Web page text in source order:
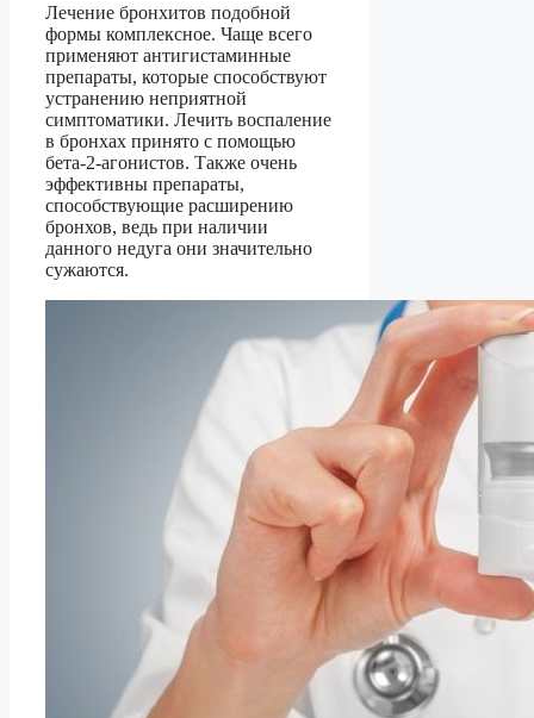
Лечение бронхитов подобной
формы комплексное. Чаще всего
применяют антигистаминные
препараты, которые способствуют
устранению неприятной
симптоматики. Лечить воспаление
в бронхах принято с помощью
бета-2-агонистов. Также очень
эффективны препараты,
способствующие расширению
бронхов, ведь при наличии
данного недуга они значительно
сужаются.